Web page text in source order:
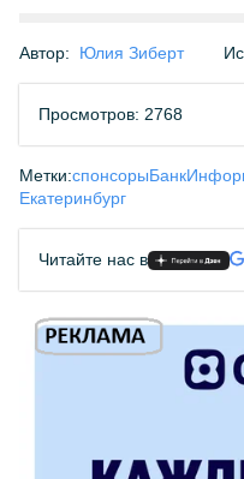
Автор: Юлия Зиберт
Просмотров: 2768
Метки:спонсоры
Екатеринбург
Читайте нас в